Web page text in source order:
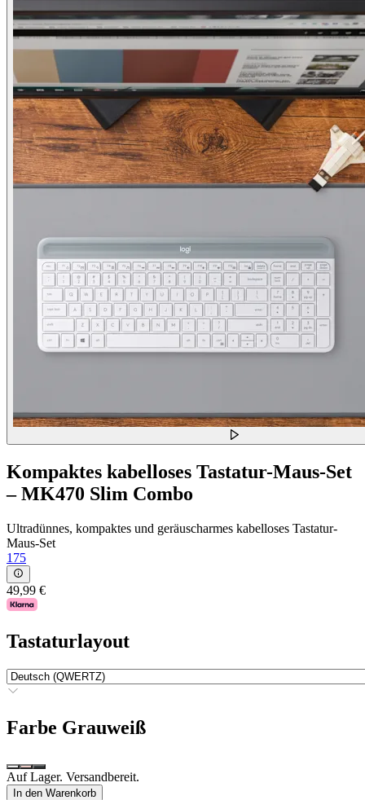
Kompaktes kabelloses Tastatur-Maus-Set
– MK470 Slim Combo
Ultradünnes, kompaktes und geräuscharmes kabelloses Tastatur-
Maus-Set
175
49,99 €
Tastaturlayout
Farbe Grauweiß
Auf Lager. Versandbereit.
In den Warenkorb